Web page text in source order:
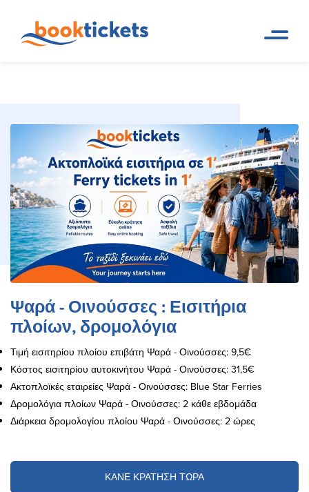
εισιτήρια πλοίων
Ψαρά - Οινούσσες : Εισιτήρια
πλοίων, δρομολόγια
Τιμή εισιτηρίου πλοίου επιβάτη Ψαρά - Οινούσσες: 9,5€
Κόστος εισιτηρίου αυτοκινήτου Ψαρά - Οινούσσες: 31,5€
Ακτοπλοϊκές εταιρείες Ψαρά - Οινούσσες: Blue Star Ferries
Δρομολόγια πλοίων Ψαρά - Οινούσσες: 2 κάθε εβδομάδα
Διάρκεια δρομολογίου πλοίου Ψαρά - Οινούσσες: 2 ώρες
ΚΑΝΕ ΚΡΑΤΗΣΗ ΤΩΡΑ